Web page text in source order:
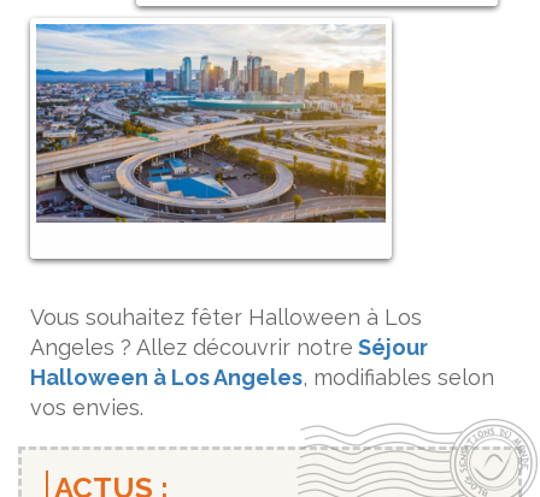
Vous souhaitez fêter Halloween à Los
Angeles ? Allez découvrir notre Séjour
Halloween à Los Angeles, modifiables selon
vos envies.
ACTUS :